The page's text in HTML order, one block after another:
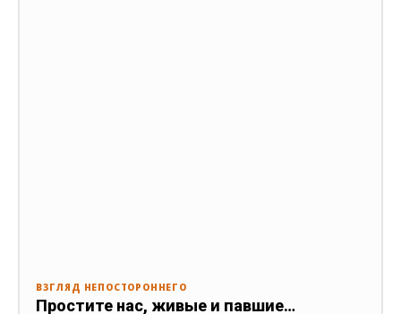
ВЗГЛЯД НЕПОСТОРОННЕГО
Простите нас, живые и павшие…